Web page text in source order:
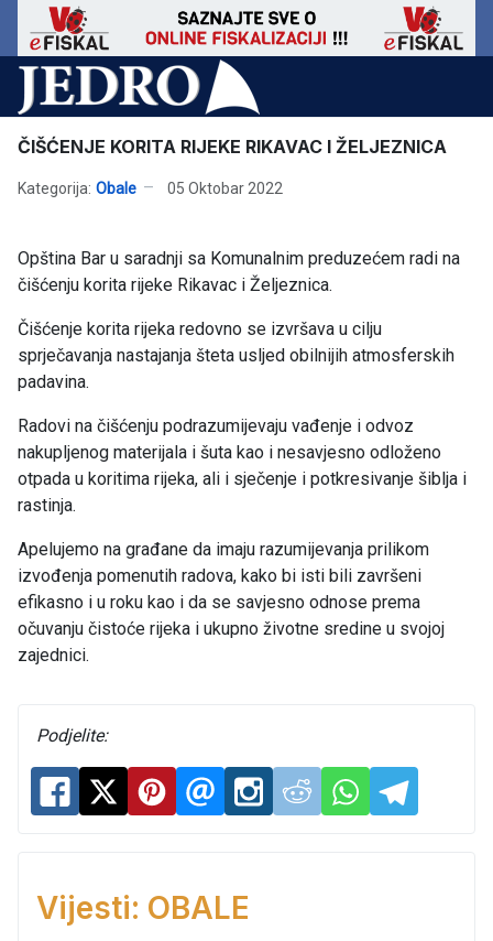
ČIŠĆENJE KORITA RIJEKE RIKAVAC I ŽELJEZNICA
Kategorija: Obale 05 Oktobar 2022
Opština Bar u saradnji sa Komunalnim preduzećem radi na
čišćenju korita rijeke Rikavac i Željeznica.
Čišćenje korita rijeka redovno se izvršava u cilju
sprječavanja nastajanja šteta usljed obilnijih atmosferskih
padavina.
Radovi na čišćenju podrazumijevaju vađenje i odvoz
nakupljenog materijala i šuta kao i nesavjesno odloženo
otpada u koritima rijeka, ali i sječenje i potkresivanje šiblja i
rastinja.
Apelujemo na građane da imaju razumijevanja prilikom
izvođenja pomenutih radova, kako bi isti bili završeni
efikasno i u roku kao i da se savjesno odnose prema
očuvanju čistoće rijeka i ukupno životne sredine u svojoj
zajednici.
Podjelite:
Vijesti: OBALE